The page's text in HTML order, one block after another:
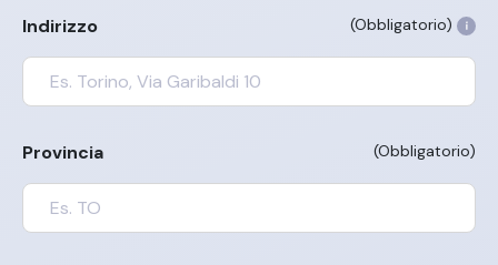
Indirizzo (Obbligatorio)
Provincia (Obbligatorio)